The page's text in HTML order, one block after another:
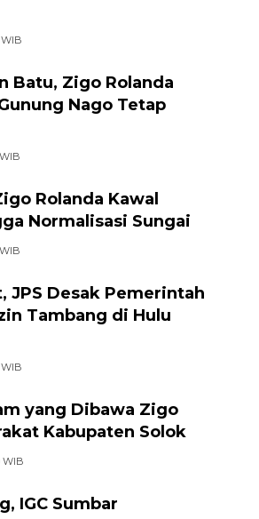
WIB
Batu, Zigo Rolanda
Nago Tetap
Rolanda Kawal
Normalisasi Sungai
JPS Desak Pemerintah
Tambang di Hulu
WIB
yang Dibawa Zigo
Kabupaten Solok
WIB
IGC Sumbar